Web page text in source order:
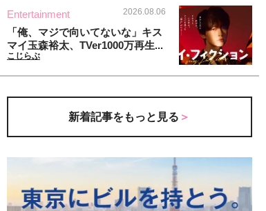
Entertainment 2026.08.06
「俺、マジで向いてないな」キス
マイ玉森裕太、TVer1000万再生...
こじらぶ
新着記事をもっと見る